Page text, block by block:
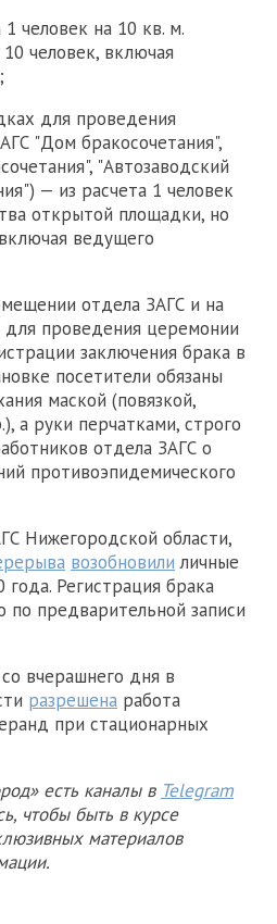
человек на 10 кв. м.
человек, включая
для проведения
"Дом бракосочетания",
"Автозаводский
— из расчета 1 человек
открытой площадки, но
ведущего
отдела ЗАГС и на
проведения церемонии
заключения брака в
посетители обязаны
маской (повязкой,
а руки перчатками, строго
отдела ЗАГС о
противоэпидемического
Нижегородской области,
возобновили личные
Регистрация брака
по предварительной записи
вчерашнего дня в
разрешена работа
при стационарных
есть каналы в Telegram
чтобы быть в курсе
материалов